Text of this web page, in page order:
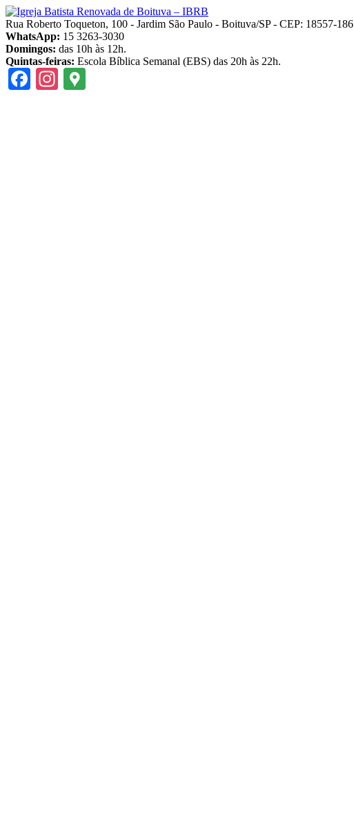
Pular
para
o
conteúdo
Rua Roberto Toqueton, 100 - Jardim São Paulo - Boituva/SP - CEP: 18557-186
WhatsApp: 15 3263-3030
Domingos: das 10h às 12h.
Quintas-feiras: Escola Bíblica Semanal (EBS) das 20h às 22h.
Facebook
Instagram